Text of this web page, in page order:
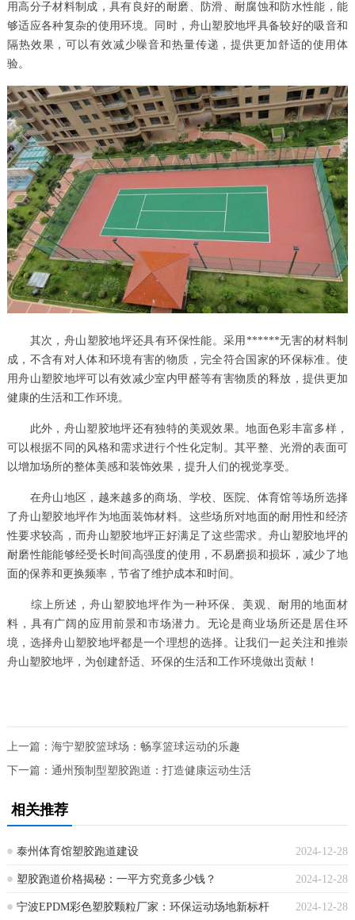
用高分子材料制成，具有良好的耐磨、防滑、耐腐蚀和防水性能，能
够适应各种复杂的使用环境。同时，舟山塑胶地坪具备较好的吸音和
隔热效果，可以有效减少噪音和热量传递，提供更加舒适的使用体
验。
其次，舟山塑胶地坪还具有环保性能。采用******无害的材料制
成，不含有对人体和环境有害的物质，完全符合国家的环保标准。使
用舟山塑胶地坪可以有效减少室内甲醛等有害物质的释放，提供更加
健康的生活和工作环境。
此外，舟山塑胶地坪还有独特的美观效果。地面色彩丰富多样，
可以根据不同的风格和需求进行个性化定制。其平整、光滑的表面可
以增加场所的整体美感和装饰效果，提升人们的视觉享受。
在舟山地区，越来越多的商场、学校、医院、体育馆等场所选择
了舟山塑胶地坪作为地面装饰材料。这些场所对地面的耐用性和经济
性要求较高，而舟山塑胶地坪正好满足了这些需求。舟山塑胶地坪的
耐磨性能能够经受长时间高强度的使用，不易磨损和损坏，减少了地
面的保养和更换频率，节省了维护成本和时间。
综上所述，舟山塑胶地坪作为一种环保、美观、耐用的地面材
料，具有广阔的应用前景和市场潜力。无论是商业场所还是居住环
境，选择舟山塑胶地坪都是一个理想的选择。让我们一起关注和推崇
舟山塑胶地坪，为创建舒适、环保的生活和工作环境做出贡献！
上一篇： 海宁塑胶篮球场：畅享篮球运动的乐趣
下一篇： 通州预制型塑胶跑道：打造健康运动生活
相关推荐
2024-12-28
泰州体育馆塑胶跑道建设
2024-12-28
塑胶跑道价格揭秘：一平方究竟多少钱？
2024-12-28
宁波EPDM彩色塑胶颗粒厂家：环保运动场地新标杆